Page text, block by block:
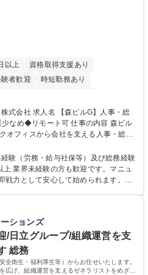
以上
資格取得支援あり
者歓迎
時短勤務あり
期歓迎 駅近5分以内 土日祝休み
ルG】人事・総
ト可 仕事の内容 森ビル
オフィスから会社を支える人事・総務
をバランスよく担当し、ゆくゆくは制
やりがいある環境です。 ■勤怠管
末調整等の労務管理全般 ■入退社手続
などのコア業務 ■社内イベントの企画
るため、安心して成長できます。 募
与5ヶ月◆年休120日◆残業少なめ◆
験（労務・給与社保等）及び総務経験
上 業界未経験の方も歓迎です。マニュ
力として安心して始められます。
組織への貢献度をダイレクトに実感で
可など、ワークライフバランスを保
までの幅広い経験を活かし、長期的な
意欲と挑戦を全力で応援します。 学
大 専修学校 高校 語学力： 資格：日商
簿記検定3級
ションズ
/日立グループ/組織運営を支
総務
全衛生・福利厚生等）からお任せいたします。
広げ、組織運営を支えるゼネラリストをめざせ